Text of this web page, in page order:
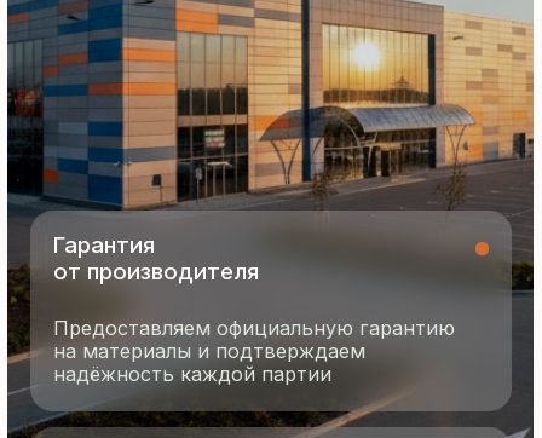
Документация
Продукция
8 495 055 96 59
пн-пт с 9:00 до 17:00
г. Москва, ул. Русинская Роща, д. 55